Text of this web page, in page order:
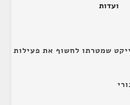
ועדות
שמטרתו לחשוף את פעילות